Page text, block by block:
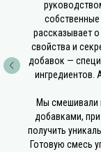
рассказывает
свойства и
добавок —
ингредиентов.
Мы смешивали
добавками,
получить
Готовую смесь